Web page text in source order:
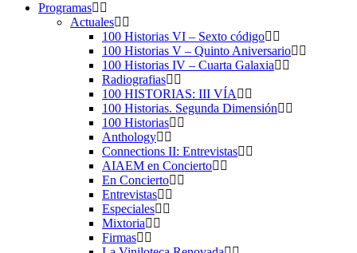
Programas
Actuales
100 Historias VI – Sexto código
100 Historias V – Quinto Aniversario
100 Historias IV – Cuarta Galaxia
Radiografias
100 HISTORIAS: III VÍA
100 Historias. Segunda Dimensión
100 Historias
Anthology
Connections II: Entrevistas
AIAEM en Concierto
En Concierto
Entrevistas
Especiales
Mixtoria
Firmas